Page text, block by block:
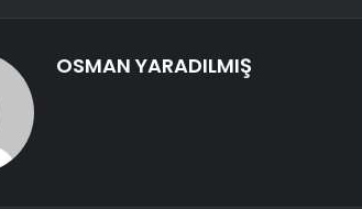
OSMAN YARADILMIŞ